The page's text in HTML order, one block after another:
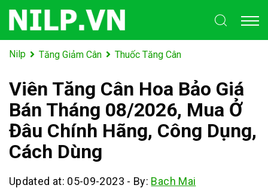
Nilp Tăng Giảm Cân Thuốc Tăng Cân
Viên Tăng Cân Hoa Bảo Giá
Bán Tháng 08/2026, Mua Ở
Đâu Chính Hãng, Công Dụng,
Cách Dùng
Updated at: 05-09-2023 - By: Bach Mai